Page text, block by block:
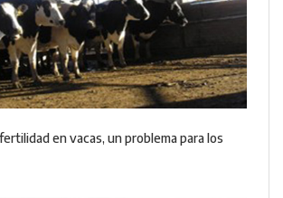
en vacas, un problema para los